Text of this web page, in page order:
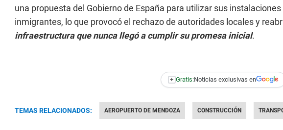
una propuesta del Gobierno de España para utilizar sus
inmigrantes, lo que provocó el rechazo de autoridades locales y
infraestructura que nunca llegó a cumplir su promesa inicial.
+ Gratis:Noticias exclusivas en
TEMAS RELACIONADOS: AEROPUERTO DE MENDOZA CONSTRUCCIÓN